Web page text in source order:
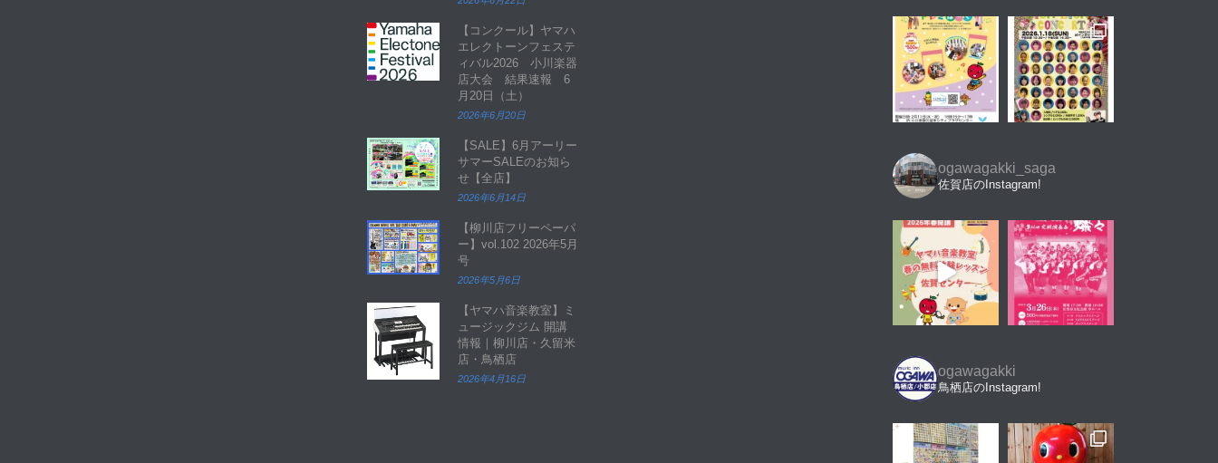
【コンクール】ヤマハ
エレクトーンフェステ
ィバル2026 小川楽器
店大会 結果速報 6
月20日（土）
2026年6月20日
【SALE】6月アーリー
サマーSALEのお知ら
せ【全店】
2026年6月14日
【柳川店フリーペーパ
ー】vol.102 2026年5月
号
2026年5月6日
【ヤマハ音楽教室】ミ
ュージックジム 開講
情報｜柳川店・久留米
店・鳥栖店
2026年4月16日
ogawagakki_saga
佐賀店のInstagram!
ogawagakki
鳥栖店のInstagram!